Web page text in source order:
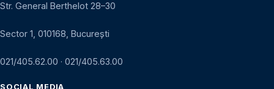
Str. General Berthelot 28–30
Sector 1, 010168, București
021/405.62.00 · 021/405.63.00
SOCIAL MEDIA